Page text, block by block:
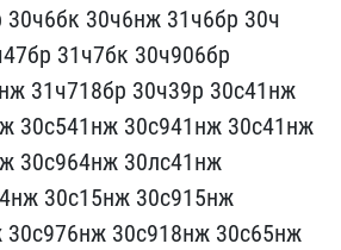
30ч6нж 31ч6бр 30ч​
31ч​7бк 30ч906бр
31ч718бр 30ч39р 3​0с41нж
​30с541нж 30с941нж 30с41н​ж
30с96​4нж 30лс41нж
30с15нж 30с915нж​
30с918нж 30с65нж